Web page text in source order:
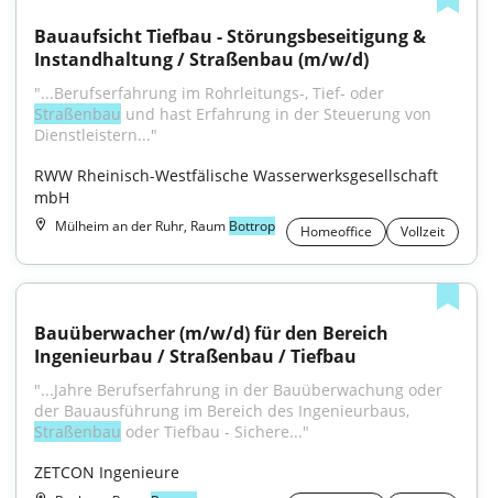
Bauaufsicht Tiefbau - Störungsbeseitigung &
Instandhaltung / Straßenbau (m/w/d)
Straßenbau und hast Erfahrung in der Steuerung von
Dienstleistern..."
RWW Rheinisch-Westfälische Wasserwerksgesellschaft
mbH
Mülheim an der Ruhr, Raum Bottrop Homeoffice Vollzeit
Bauüberwacher (m/w/d) für den Bereich
Ingenieurbau / Straßenbau / Tiefbau
"...Jahre Berufserfahrung in der Bauüberwachung oder
Straßenbau oder Tiefbau - Sichere..."
ZETCON Ingenieure